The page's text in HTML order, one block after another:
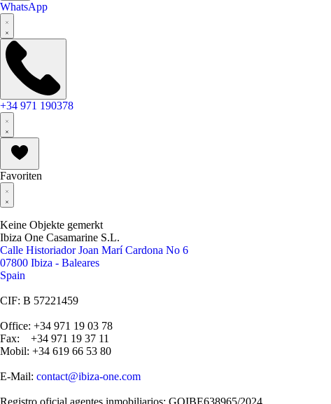
WhatsApp
+34 971 190378
Favoriten
Keine Objekte gemerkt
Ibiza One Casamarine S.L.
Calle Historiador Joan Marí Cardona No 6
07800 Ibiza - Baleares
Spain
CIF: B 57221459
Office: +34 971 19 03 78
Fax: +34 971 19 37 11
Mobil: +34 619 66 53 80
E-Mail: contact@ibiza-one.com
Registro oficial agentes inmobiliarios: GOIBE638965/2024